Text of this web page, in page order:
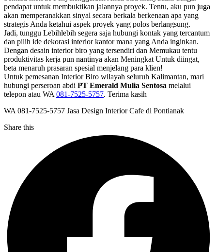
pendapat untuk membuktikan jalannya proyek. Tentu, aku pun juga
akan memperanakkan sinyal secara berkala berkenaan apa yang
strategis Anda ketahui aspek proyek yang polos berlangsung.
Jadi, tunggu Lebihlebih segera saja hubungi kontak yang tercantum
dan pilih ide dekorasi interior kantor mana yang Anda inginkan.
Dengan desain interior biro yang tersendiri dan Memukau tentu
produktivitas kerja pun nantinya akan Meningkat Untuk diingat,
beta menaruh prasaran spesial menjelang para klien!
Untuk pemesanan Interior Biro wilayah seluruh Kalimantan, mari
hubungi perseroan abdi PT Emerald Mulia Sentosa melalui
telepon atau WA 081-7525-5757. Terima kasih
WA 081-7525-5757 Jasa Design Interior Cafe di Pontianak
Share this